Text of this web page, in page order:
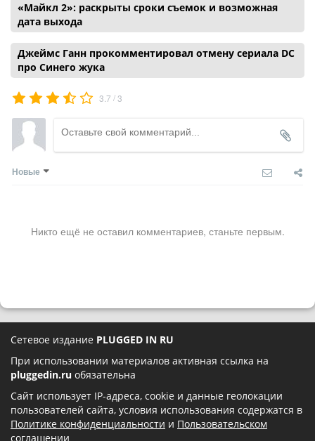
«Майкл 2»: раскрыты сроки съемок и возможная
дата выхода
Джеймс Ганн прокомментировал отмену сериала DC
про Синего жука
3.7 /3
Новые
Никто ещё не оставил комментариев, станьте первым.
Сетевое издание PLUGGED IN RU
При использовании материалов активная ссылка на
pluggedin.ru обязательна
Сайт использует IP-адреса, cookie и данные геолокации
пользователей сайта, условия использования содержатся в
Политике конфиденциальности и Пользовательском
соглашении